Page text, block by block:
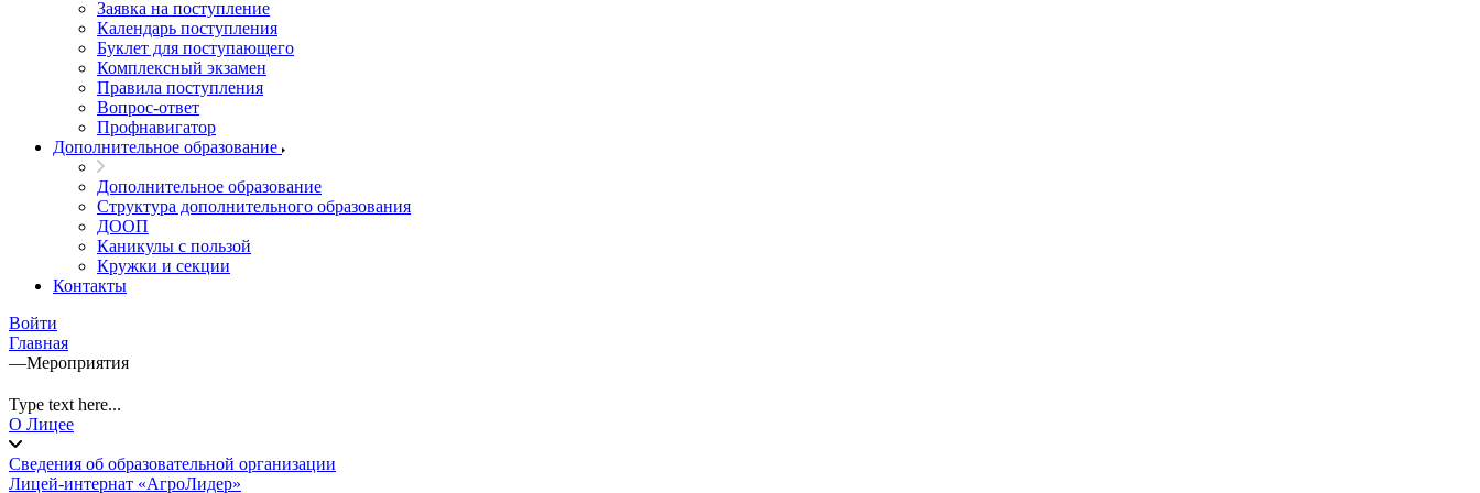
Заявка на поступление
Календарь поступления
Буклет для поступающего
Комплексный экзамен
Правила поступления
Вопрос-ответ
Профнавигатор
Дополнительное образование
Дополнительное образование
Структура дополнительного образования
ДООП
Каникулы с пользой
Кружки и секции
Контакты
Войти
Главная
—Мероприятия
Type text here...
О Лицее
Сведения об образовательной организации
Лицей-интернат «АгроЛидер»